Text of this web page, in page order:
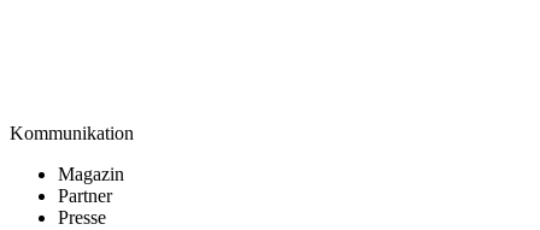
Kommunikation
Magazin
Partner
Presse